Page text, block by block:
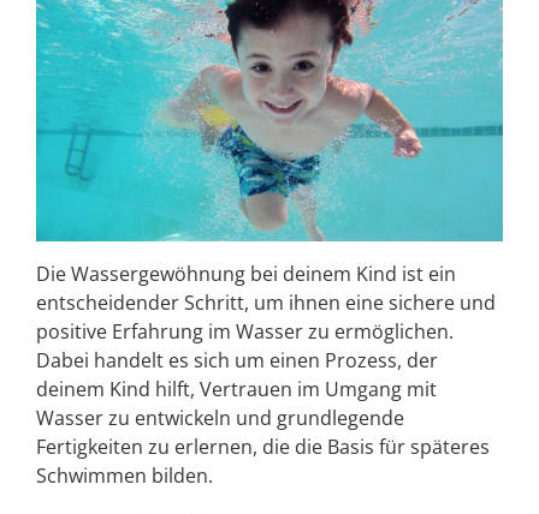
Die Wassergewöhnung bei deinem Kind ist ein
entscheidender Schritt, um ihnen eine sichere und
positive Erfahrung im Wasser zu ermöglichen.
Dabei handelt es sich um einen Prozess, der
deinem Kind hilft, Vertrauen im Umgang mit
Wasser zu entwickeln und grundlegende
Fertigkeiten zu erlernen, die die Basis für späteres
Schwimmen bilden.